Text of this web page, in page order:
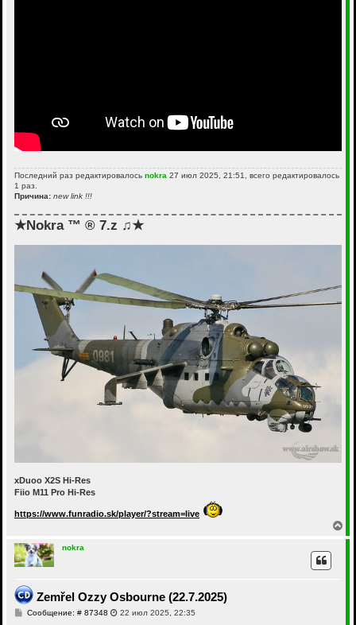
Последний раз редактировалось nokra 27 июл 2025, 21:51, всего редактировалось
1 раз.
Причина: new link !!!
★Nokra ™ ® 7.z ♫★
xDuoo X2S Hi-Res
Fiio M11 Pro Hi-Res
https://www.funradio.sk/player/?stream=live
е
nokra
Zemřel Ozzy Osbourne (22.7.2025)
Сообщение: # 87348С 22 июл 2025, 22:35